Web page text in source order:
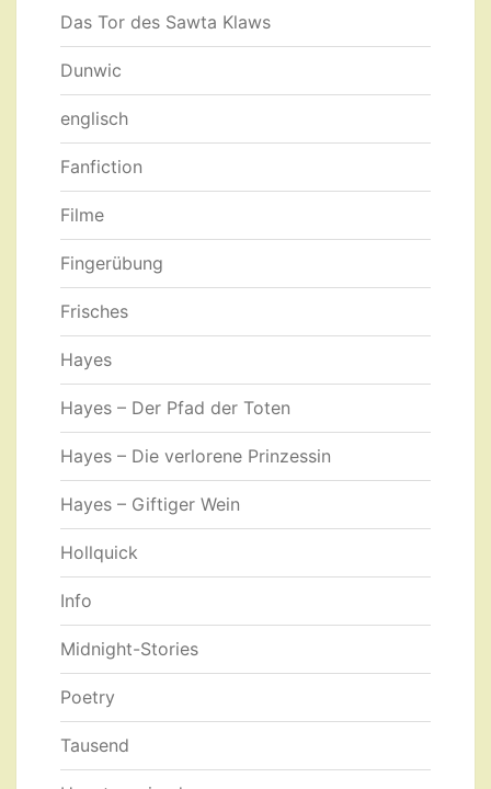
Das Tor des Sawta Klaws
Dunwic
englisch
Fanfiction
Filme
Fingerübung
Frisches
Hayes
Hayes – Der Pfad der Toten
Hayes – Die verlorene Prinzessin
Hayes – Giftiger Wein
Hollquick
Info
Midnight-Stories
Poetry
Tausend